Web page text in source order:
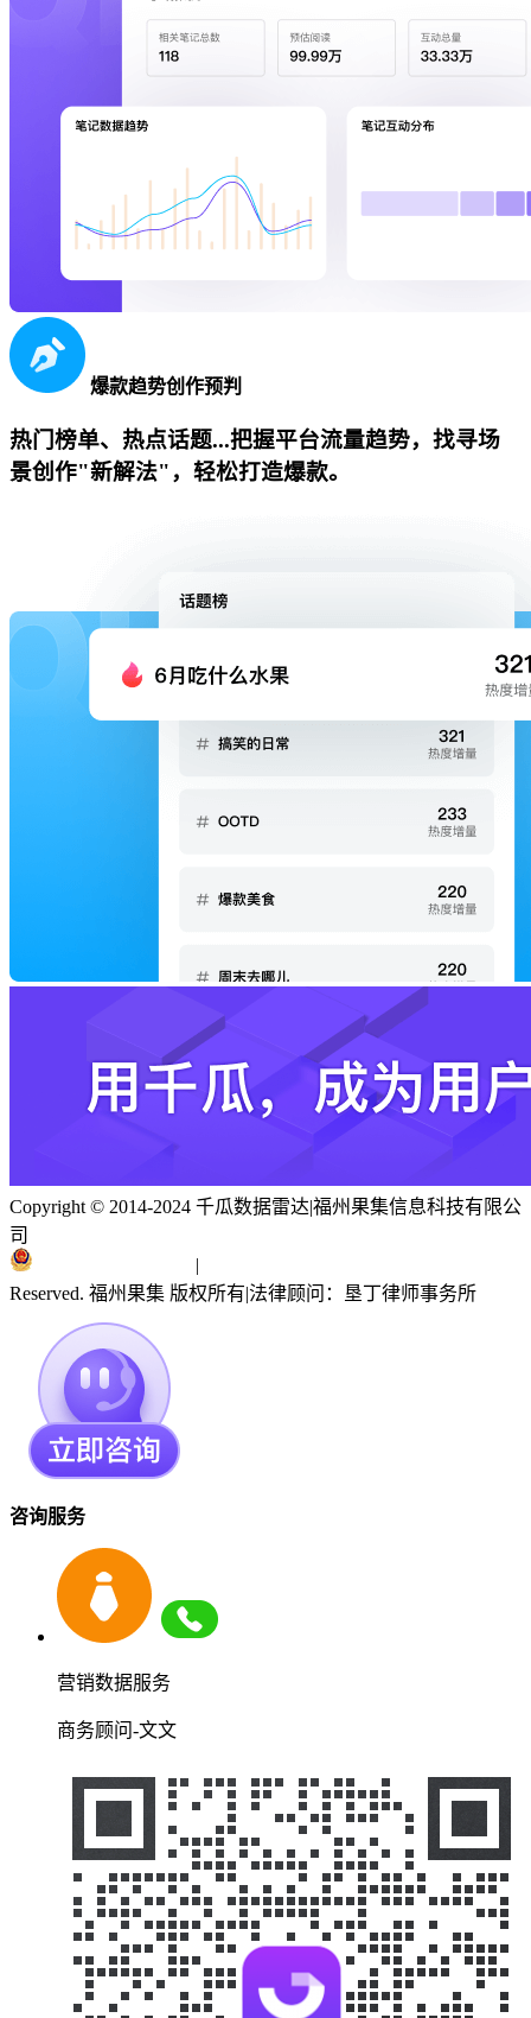
爆款趋势创作预判
热门榜单、热点话题...把握平台流量趋势，找寻场
景创作"新解法"，轻松打造爆款。
Copyright © 2014-2024 千瓜数据雷达|福州果集信息科技有限公
司
|
Reserved. 福州果集 版权所有|法律顾问：垦丁律师事务所
咨询服务
营销数据服务
商务顾问-文文